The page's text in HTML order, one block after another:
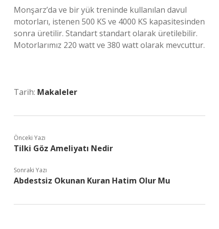
Monşarz’da ve bir yük treninde kullanılan davul
motorları, istenen 500 KS ve 4000 KS kapasitesinden
sonra üretilir. Standart standart olarak üretilebilir.
Motorlarımız 220 watt ve 380 watt olarak mevcuttur.
Tarih: Makaleler
Önceki Yazı
Tilki Göz Ameliyatı Nedir
Sonraki Yazı
Abdestsiz Okunan Kuran Hatim Olur Mu